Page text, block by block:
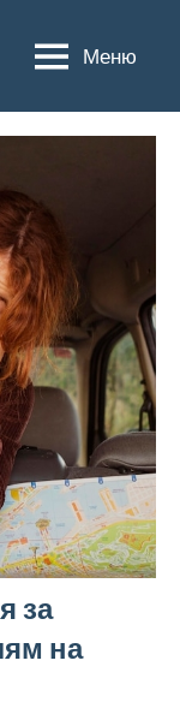
Меню
за
на